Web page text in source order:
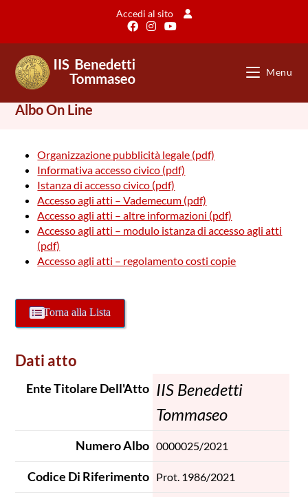
Accedi al sito
Menu
Albo On Line
Organizzazione pubblicità legale (pdf)
Informativa accesso civico (pdf)
Istanza di accesso civico (pdf)
Accesso agli atti – Vademecum (pdf)
Accesso agli atti – altre informazioni (pdf)
Accesso agli atti – modulo istanza di accesso agli atti
(pdf)
Accesso agli atti – regolamento costi copie
Torna alla Lista
Dati atto
Ente Titolare Dell'Atto IIS Benedetti
Tommaseo
Numero Albo 0000025/2021
Codice Di Riferimento Prot. 1986/2021